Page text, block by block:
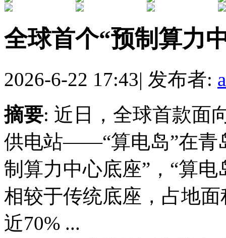
全球首个“预制算力
2026-6-22 17:43| 发布者:
摘要: 近日，全球首款面
供电站——“算电岛”在青
制算力中心底座”，“算
相较于传统底座，占地
近70% ...